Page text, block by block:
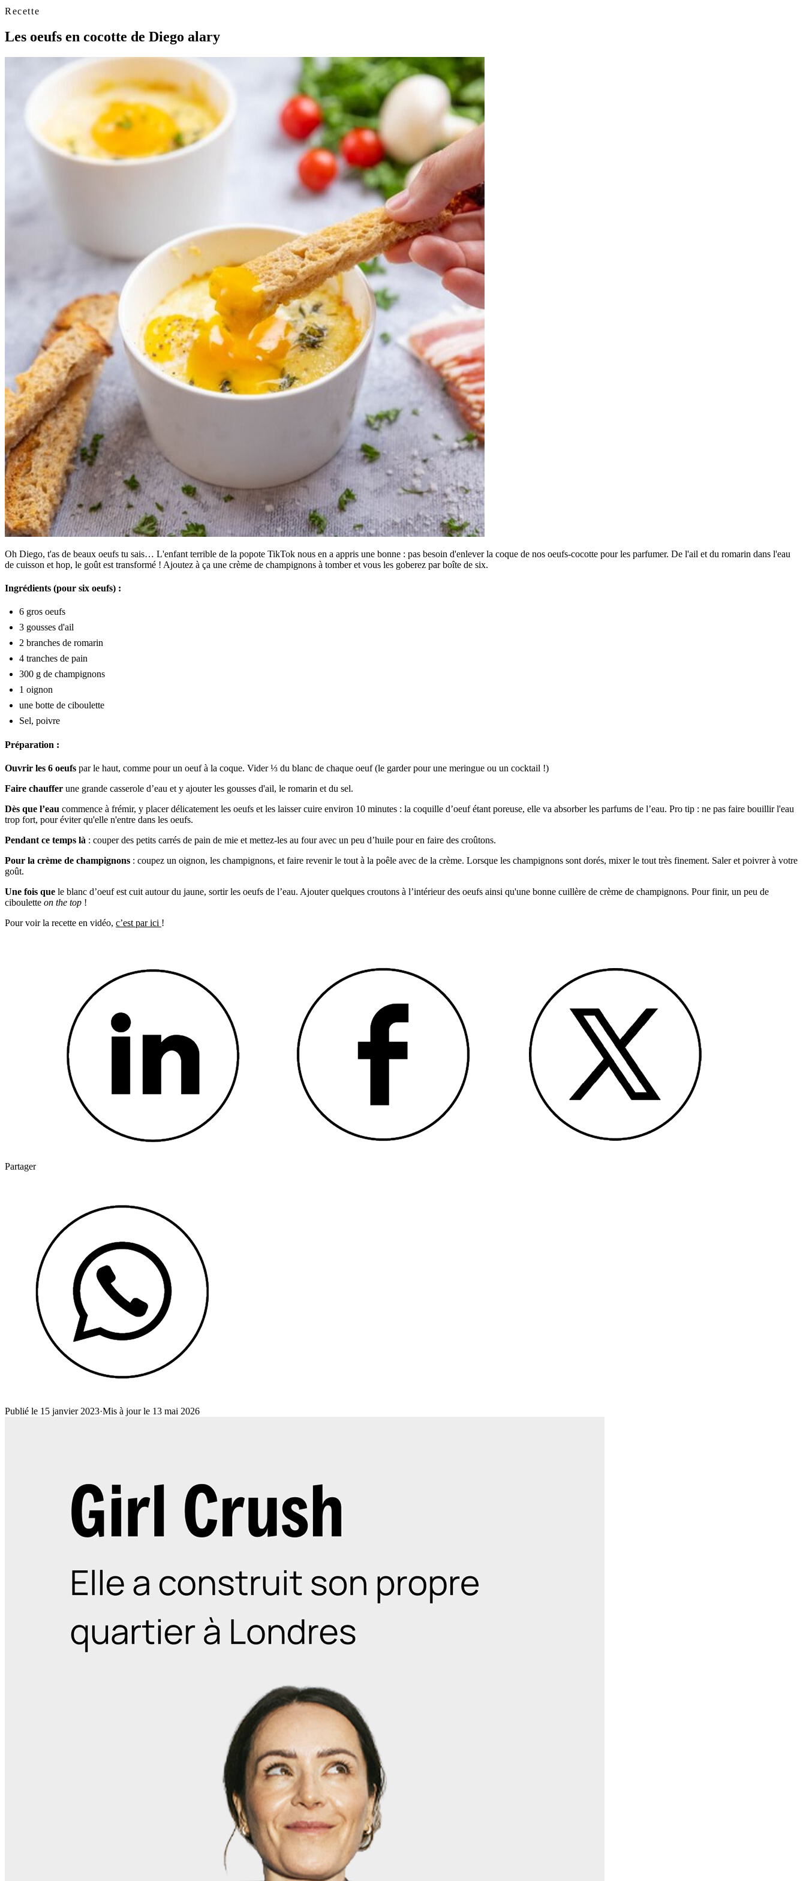
Recette
Les oeufs en cocotte de Diego alary
Oh Diego, t'as de beaux oeufs tu sais… L'enfant terrible de la popote TikTok nous en a appris une bonne : pas besoin d'enlever la coque de nos oeufs-cocotte pour les parfumer. De l'ail et du romarin dans l'eau
de cuisson et hop, le goût est transformé ! Ajoutez à ça une crème de champignons à tomber et vous les goberez par boîte de six.
Ingrédients (pour six oeufs) :
6 gros oeufs
3 gousses d'ail
2 branches de romarin
4 tranches de pain
300 g de champignons
1 oignon
une botte de ciboulette
Sel, poivre
Préparation :
Ouvrir les 6 oeufs par le haut, comme pour un oeuf à la coque. Vider ⅓ du blanc de chaque oeuf (le garder pour une meringue ou un cocktail !)
Faire chauffer une grande casserole d’eau et y ajouter les gousses d'ail, le romarin et du sel.
Dès que l’eau commence à frémir, y placer délicatement les oeufs et les laisser cuire environ 10 minutes : la coquille d’oeuf étant poreuse, elle va absorber les parfums de l’eau. Pro tip : ne pas faire bouillir l'eau
trop fort, pour éviter qu'elle n'entre dans les oeufs.
Pendant ce temps là : couper des petits carrés de pain de mie et mettez-les au four avec un peu d’huile pour en faire des croûtons.
Pour la crème de champignons : coupez un oignon, les champignons, et faire revenir le tout à la poêle avec de la crème. Lorsque les champignons sont dorés, mixer le tout très finement. Saler et poivrer à votre
goût.
Une fois que le blanc d’oeuf est cuit autour du jaune, sortir les oeufs de l’eau. Ajouter quelques croutons à l’intérieur des oeufs ainsi qu'une bonne cuillère de crème de champignons. Pour finir, un peu de
ciboulette on the top !
Pour voir la recette en vidéo, c’est par ici !
Partager
Publié le 15 janvier 2023·Mis à jour le 13 mai 2026